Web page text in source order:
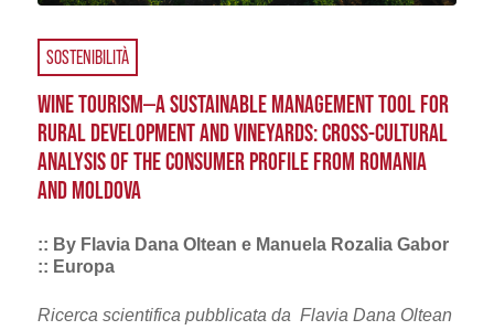
SOSTENIBILITÀ
WINE TOURISM—A SUSTAINABLE MANAGEMENT TOOL FOR
RURAL DEVELOPMENT AND VINEYARDS: CROSS-CULTURAL
ANALYSIS OF THE CONSUMER PROFILE FROM ROMANIA
AND MOLDOVA
:: By Flavia Dana Oltean e Manuela Rozalia Gabor
:: Europa
Ricerca scientifica pubblicata da Flavia Dana Oltean